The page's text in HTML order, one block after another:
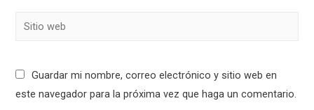
Sitio
Guardar mi nombre, correo electrónico y sitio web en
este navegador para la próxima vez que haga un comentario.